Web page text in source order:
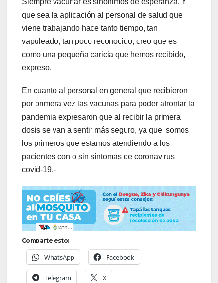
Siempre vacunar es sinónimos de esperanza. Y
que sea la aplicación al personal de salud que
viene trabajando hace tanto tiempo, tan
vapuleado, tan poco reconocido, creo que es
como una pequeña caricia que hemos recibido,
expreso.
En cuanto al personal en general que recibieron
por primera vez las vacunas para poder afrontar la
pandemia expresaron que al recibir la primera
dosis se van a sentir más seguro, ya que, somos
los primeros que estamos atendiendo a los
pacientes con o sin síntomas de coronavirus
covid-19.-
Comparte esto:
WhatsApp Facebook
Telegram X